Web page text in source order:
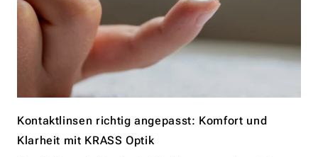
Kontaktlinsen richtig angepasst: Komfort und
Klarheit mit KRASS Optik